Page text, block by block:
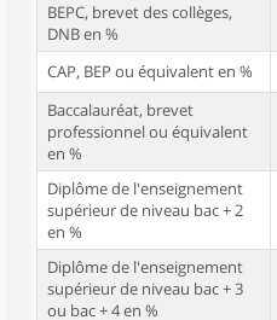
BEPC, brevet des collèges,
DNB en %
CAP, BEP ou équivalent en %
Baccalauréat, brevet
professionnel ou équivalent
en %
Diplôme de l'enseignement
supérieur de niveau bac + 2
en %
Diplôme de l'enseignement
supérieur de niveau bac + 3
ou bac + 4 en %